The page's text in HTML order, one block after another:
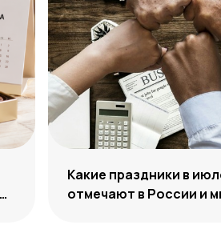
Какие праздники в
отмечают в России и